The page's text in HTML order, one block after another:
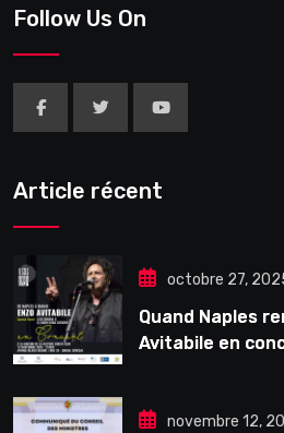
Follow Us On
Article récent
octobre 27,
Quand Naples
Avitabile en
novembre 12,